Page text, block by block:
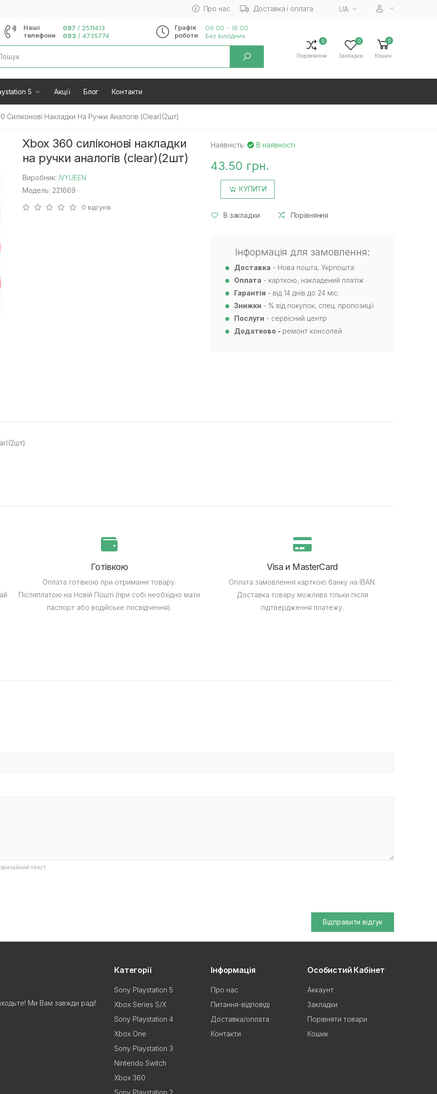
Про нас Доставка і оплата UA
Наші
телефони
097 / 2511413
093 / 4735774
Графік
роботи
09:00 - 18:00
Без вихiдних
0
Порівняння
0
Закладки
0
Кошик
5 Акції Блог Контакти
Силіконові Накладки На Ручки Аналогів (clear)(2шт)
Xbox 360 силіконові накладки
на ручки аналогів (clear)(2шт)
Виробник: IVYUEEN
Модель: 221669
0 відгуків
Наявність: В наявності
43.50 грн.
КУПИТИ
В закладки Порівняння
Інформація для замовлення:
Доставка - Нова пошта, Укрпошта
Оплата - карткою, накладений платіж
Гарантія - від 14 днів до 24 міс.
Знижки - % від покупок, спец. пропозиції
Послуги - сервісний центр
Додатково - ремонт консолей
Готівкою
Оплата готівкою при отриманні товару.
Післяплатою на Новій Пошті (при собі необхідно мати
паспорт або водійське посвідчення).
Visa и MasterCard
Оплата замовлення карткою банку на IBAN.
Доставка товару можлива тільки після
підтвердження платежу.
текст.
Відправити відгук
Ми Вам завжди раді!
Категорії
Sony Playstation 5
Xbox Series S/X
Sony Playstation 4
Xbox One
Sony Playstation 3
Nintendo Switch
Xbox 360
Sony Playstation 2
Інформація
Про нас
Питання-відповіді
Доставка/оплата
Контакти
Особистий Кабінет
Аккаунт
Закладки
Порівняти товари
Кошик